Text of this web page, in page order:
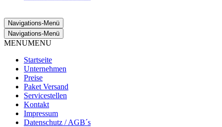
Navigations-Menü
Navigations-Menü
MENUMENU
Startseite
Unternehmen
Preise
Paket Versand
Servicestellen
Kontakt
Impressum
Datenschutz / AGB´s